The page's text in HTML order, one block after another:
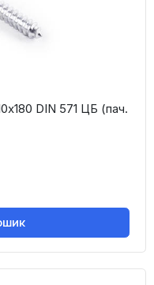
DIN 571 ЦБ (пач.